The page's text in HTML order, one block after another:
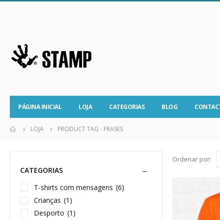
PÁGINA INICIAL LOJA CATEGORIAS BLOG
LOJA PRODUCT TAG - FRASES
Ordenar por:
CATEGORIAS
T-shirts com mensagens (6)
Crianças (1)
Desporto (1)